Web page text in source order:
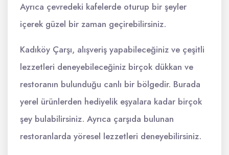
Ayrıca çevredeki kafelerde oturup bir şeyler
içerek güzel bir zaman geçirebilirsiniz.
Kadıköy Çarşı, alışveriş yapabileceğiniz ve çeşitli
lezzetleri deneyebileceğiniz birçok dükkan ve
restoranın bulunduğu canlı bir bölgedir. Burada
yerel ürünlerden hediyelik eşyalara kadar birçok
şey bulabilirsiniz. Ayrıca çarşıda bulunan
restoranlarda yöresel lezzetleri deneyebilirsiniz.